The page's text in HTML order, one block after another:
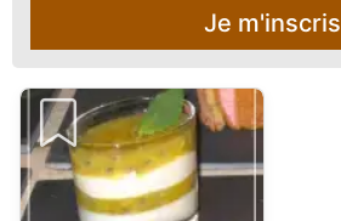
Je m'inscris